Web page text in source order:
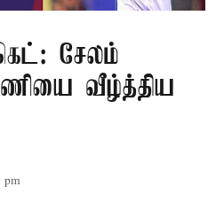
சேலம்
வீழ்த்திய
pm